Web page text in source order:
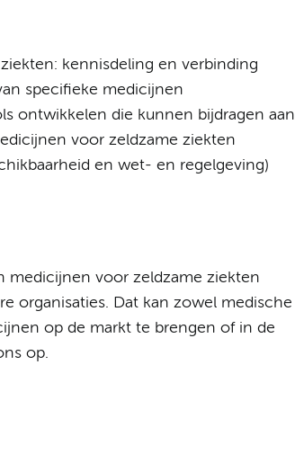
kennisdeling en verbinding
specifieke medicijnen
ontwikkelen die kunnen bijdragen aan
voor zeldzame ziekten
en wet- en regelgeving)
medicijnen voor zeldzame ziekten
organisaties. Dat kan zowel medische
op de markt te brengen of in de
op.